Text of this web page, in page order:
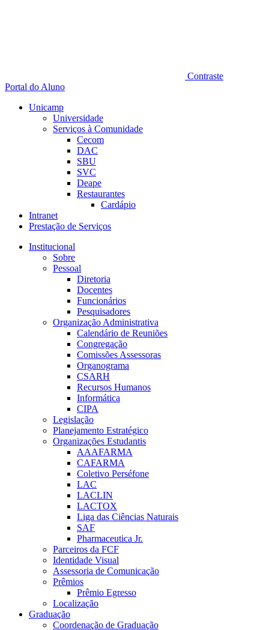
Contraste
Portal do Aluno
Unicamp
Universidade
Serviços à Comunidade
Cecom
DAC
SBU
SVC
Deape
Restaurantes
Cardápio
Intranet
Prestação de Serviços
Institucional
Sobre
Pessoal
Diretoria
Docentes
Funcionários
Pesquisadores
Organização Administrativa
Calendário de Reuniões
Congregação
Comissões Assessoras
Organograma
CSARH
Recursos Humanos
Informática
CIPA
Legislação
Planejamento Estratégico
Organizações Estudantis
AAAFARMA
CAFARMA
Coletivo Perséfone
LAC
LACLIN
LACTOX
Liga das Ciências Naturais
SAF
Pharmaceutica Jr.
Parceiros da FCF
Identidade Visual
Assessoria de Comunicação
Prêmios
Prêmio Egresso
Localização
Graduação
Coordenação de Graduação